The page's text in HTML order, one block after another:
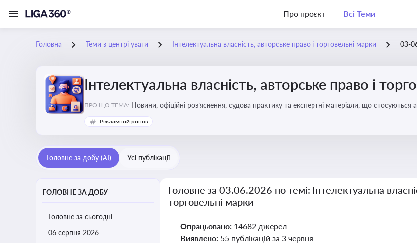
Про проєкт Всі Теми
Головна Теми в центрі уваги Інтелектуальна власність, авторське право і торговельні марки 03-
Інтелектуальна власність, авторське право і
ПРО ЩО ТЕМА: Новини, офіційні роз’яснення, судова практику та експертні матеріали, що стосуються
марок, боротьби з порушеннями прав інтелектуальної власності, а також змін у
Рекламний ринок
Головне за добу (AI) Усі публікації
ГОЛОВНЕ ЗА ДОБУ
Головне за сьогодні
06 серпня 2026
Головне за 03.06.2026 по темі: Інтелектуальна
торговельні марки
Опрацьовано: 14682 джерел
Виявлено: 55 публікацій за 3 червня